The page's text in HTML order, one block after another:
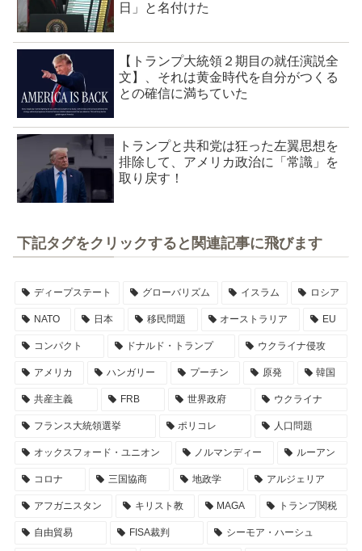
日」と名付けた
【トランプ大統領２期目の就任演説全
文】、それは黄金時代を自分がつくる
との確信に満ちていた
トランプと共和党は狂った左翼思想を
排除して、アメリカ政治に「常識」を
取り戻す！
下記タグをクリックすると関連記事に飛びます
ディープステート グローバリズム イスラム ロシア
NATO 日本 移民問題 オーストラリア EU
コンパクト ドナルド・トランプ ウクライナ侵攻
アメリカ ハンガリー プーチン 原発 韓国
共産主義 FRB 世界政府 ウクライナ
フランス大統領選挙 ポリコレ 人口問題
オックスフォード・ユニオン ノルマンディー ルーアン
コロナ 三国協商 地政学 アルジェリア
アフガニスタン キリスト教 MAGA トランプ関税
自由貿易 FISA裁判 シーモア・ハーシュ